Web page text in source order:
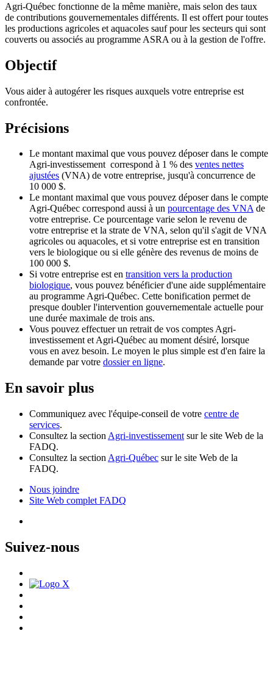
Agri-Québec fonctionne de la même manière, mais selon des taux
de contributions gouvernementales différents. Il est offert pour toutes
les productions agricoles et aquacoles sauf pour les secteurs qui sont
couverts ou associés au programme ASRA ou à la gestion de l'offre.
Objectif
Vous aider à autogérer les risques auxquels votre entreprise est
confrontée.
Précisions
Le montant maximal que vous pouvez déposer dans le compte
Agri-investissement correspond à 1 % des ventes nettes
ajustées (VNA) de votre entreprise, jusqu'à concurrence de
10 000 $.
Le montant maximal que vous pouvez déposer dans le compte
Agri-Québec correspond aussi à un pourcentage des VNAde
votre entreprise. Ce pourcentage varie selon le revenu de
votre entreprise et la strate de VNA, selon qu'il s'agit de VNA
agricoles ou aquacoles, et si votre entreprise est en transition
vers le biologique ou si elle génère des revenus de moins de
100 000 $.
Si votre entreprise est en transition vers la production
biologique, vous pouvez bénéficier d'une aide supplémentaire
au programme Agri-Québec. Cette bonification permet de
presque doubler l'intervention gouvernementale actuelle pour
une durée maximale de trois ans.
Vous pouvez effectuer un retrait de vos comptes Agri-
investissement et Agri-Québec au moment désiré, lorsque
vous en avez besoin. Le moyen le plus simple est d'en faire la
demande par votre dossier en ligne.
En savoir plus
Communiquez avec l'équipe-conseil de votre centre de
services.
Consultez la section Agri-investissement sur le site Web de la
FADQ.
Consultez la section Agri-Québec sur le site Web de la
FADQ.
Nous joindre
Site Web complet FADQ
Suivez-nous